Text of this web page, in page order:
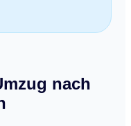
nach